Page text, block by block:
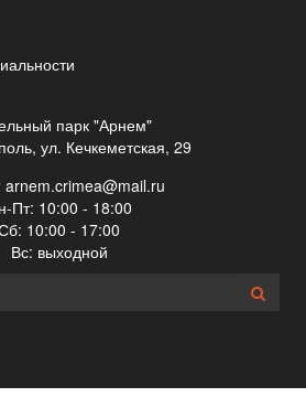
парк "Арнем"
ул. Кечкеметская, 29
arnem.crimea@mail.ru
Пт: 10:00 - 18:00
10:00 - 17:00
Вс: выходной